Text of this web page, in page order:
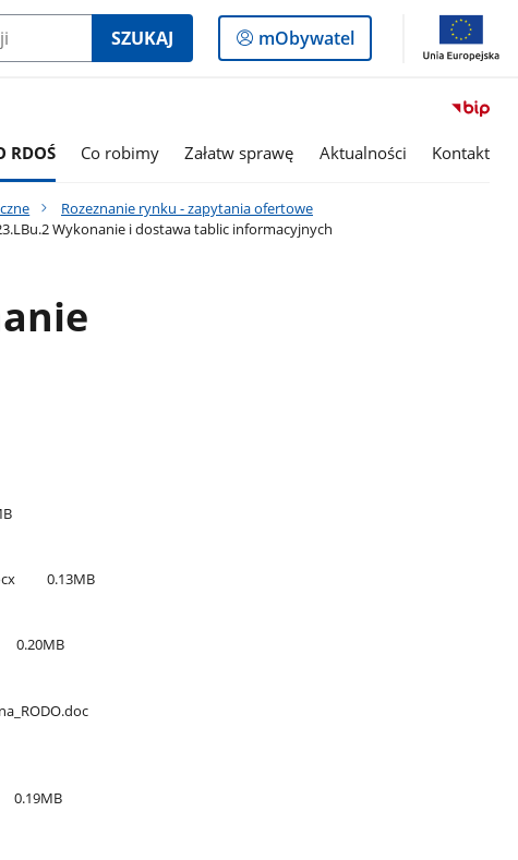
SZUKAJ
Logowanie
do
mObywatel
RDOŚ Co robimy Załatw sprawę Aktualności Kontakt
Rozeznanie rynku - zapytania ofertowe
Wykonanie i dostawa tablic informacyjnych
0.13MB
0.20MB
0.19MB